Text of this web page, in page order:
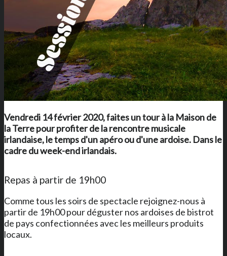
Vendredi 14 février 2020, faites un tour àla Maison de
la Terrepour profiter de la rencontre musicale
irlandaise, le temps d'un apéro ou d'une ardoise. Dans le
cadre du week-end irlandais.
Repas à partir de 19h00
Comme tous les soirs de spectacle rejoignez-nous à
partir de 19h00 pour déguster nos ardoises de bistrot
de pays confectionnées avec les meilleurs produits
locaux.